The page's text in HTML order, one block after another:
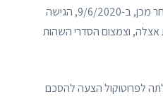
והסדרי שהות שווים, וכחודש לאחר מכן, ב-9/6/2020, הגישה
וצמצום הסדרי השהות
12/7/2020 הועלתה לפרוטוקול הצעה להסכם